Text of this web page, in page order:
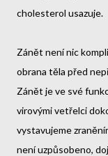
cholesterol usazuje.
Zánět není nic
obrana těla před
Zánět je ve své
virovými vetřelci
vystavujeme
není uzpůsobeno,